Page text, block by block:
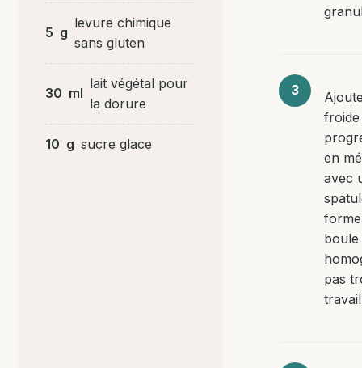
5 g
levure chimique
sans gluten
30 ml
lait végétal pour
la dorure
10 g sucre glace
froide
en
avec
boule
pas